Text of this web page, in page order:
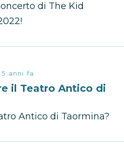
di The Kid
5 anni fa
il Teatro Antico di
Antico di Taormina?